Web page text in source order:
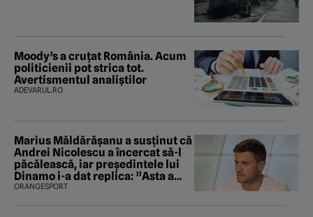
Moody’s a cruțat România. Acum
politicienii pot strica tot.
Avertismentul analiștilor
ADEVARUL.RO
Marius Măldărăşanu a susţinut că
Andrei Nicolescu a încercat să-l
păcălească, iar preşedintele lui
Dinamo i-a dat replica: ”Asta a
fost istoria”
ORANGESPORT